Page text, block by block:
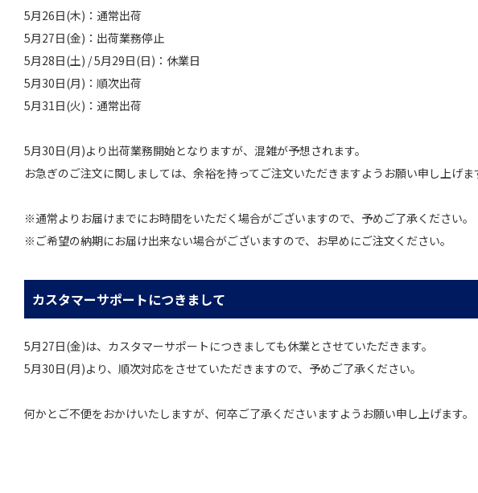
5月26日(木)：通常出荷
5月27日(金)：出荷業務停止
5月28日(土) / 5月29日(日)：休業日
5月30日(月)：順次出荷
5月31日(火)：通常出荷
5月30日(月)より出荷業務開始となりますが、混雑が予想されます。
お急ぎのご注文に関しましては、余裕を持ってご注文いただきますようお願い申し上げま
※通常よりお届けまでにお時間をいただく場合がございますので、予めご了承ください。
※ご希望の納期にお届け出来ない場合がございますので、お早めにご注文ください。
カスタマーサポートにつきまして
5月27日(金)は、カスタマーサポートにつきましても休業とさせていただきます。
5月30日(月)より、順次対応をさせていただきますので、予めご了承ください。
何かとご不便をおかけいたしますが、何卒ご了承くださいますようお願い申し上げます。